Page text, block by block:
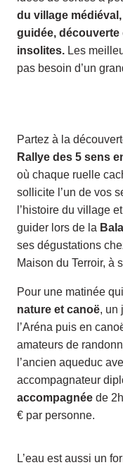
du village
guidée,
insolites. Les
pas besoin d’un
Partez à la
Rallye des 5 sens
où chaque ruelle
sollicite l’un de vos
l’histoire du village
guider lors de la
ses dégustations
Maison du Terroir, à
Pour une matinée
nature et canoë, un
l’Aréna puis en
amateurs de
l’ancien aqueduc
accompagnateur
accompagnée de
€ par personne.
L’eau est aussi un